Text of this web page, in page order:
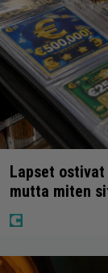
Lapset
mutta miten